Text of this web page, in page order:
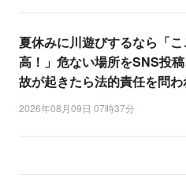
夏休みに川遊びするなら「
高！」危ない場所をSNS投
故が起きたら法的責任を問わ
2026年08月09日 07時37分